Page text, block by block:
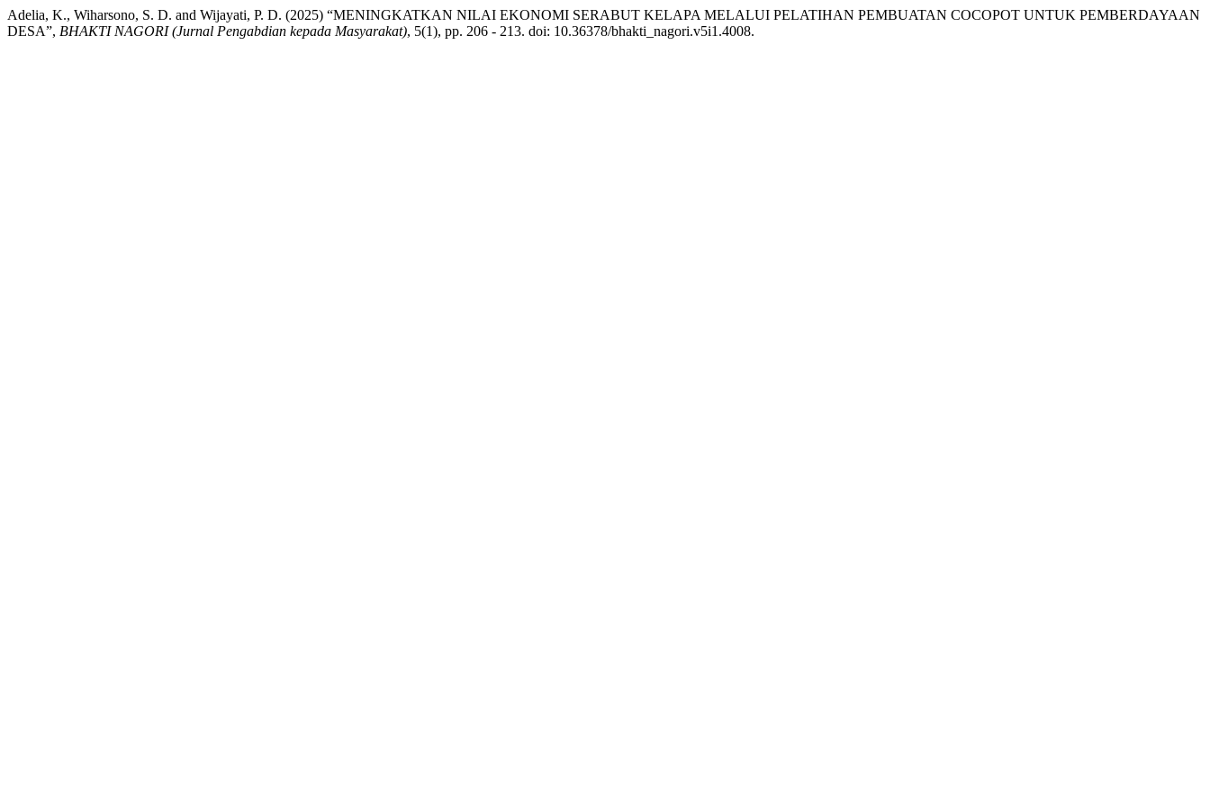
Adelia, K., Wiharsono, S. D. and Wijayati, P. D. (2025) “MENINGKATKAN NILAI EKONOMI SERABUT KELAPA MELALUI PELATIHAN PEMBUATAN COCOPOT UNTUK PEMBERDAYAAN
DESA”, BHAKTI NAGORI (Jurnal Pengabdian kepada Masyarakat), 5(1), pp. 206 - 213. doi: 10.36378/bhakti_nagori.v5i1.4008.